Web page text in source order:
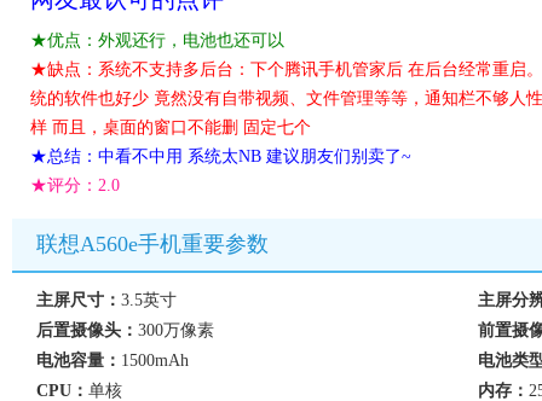
★优点：外观还行，电池也还可以
★缺点：系统不支持多后台：下个腾讯手机管家后 在后台经常重启
统的软件也好少 竟然没有自带视频、文件管理等等，通知栏不够人
样 而且，桌面的窗口不能删 固定七个
★总结：中看不中用 系统太NB 建议朋友们别卖了~
★评分： 2.0
联想A560e手机重要参数
主屏尺寸： 3.5英寸
主屏分
后置摄像头： 300万像素
前置摄
电池容量： 1500mAh
电池类
CPU： 单核 内存：